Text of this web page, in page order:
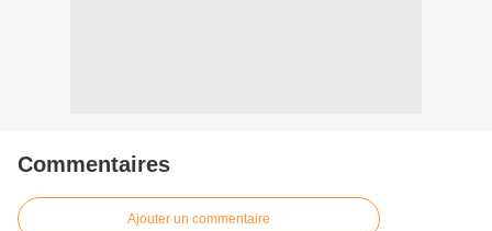
Commentaires
Ajouter un commentaire